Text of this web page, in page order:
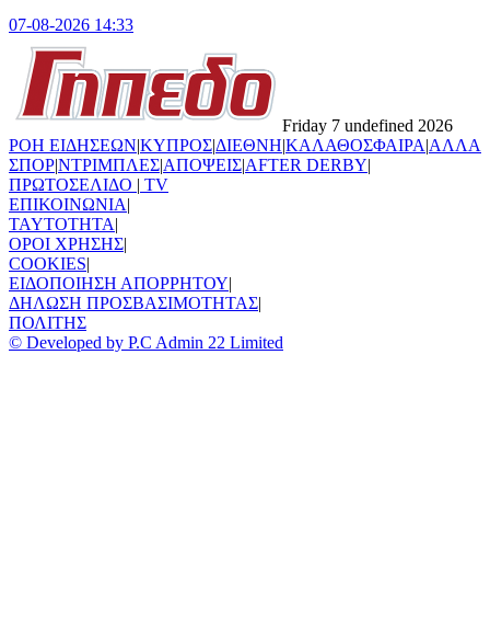
07-08-2026 14:33
Friday 7 undefined 2026
ΡΟΗ ΕΙΔΗΣΕΩΝ|ΚΥΠΡΟΣ|ΔΙΕΘΝΗ|ΚΑΛΑΘΟΣΦΑΙΡΑ|ΑΛΛΑ
ΣΠΟΡ|ΝΤΡΙΜΠΛΕΣ|ΑΠΟΨΕΙΣ|AFTER DERBY|
ΠΡΩΤΟΣΕΛΙΔΟ | TV
ΕΠΙΚΟΙΝΩΝΙΑ|
TAYTOTHTA|
ΟΡΟΙ ΧΡΗΣΗΣ|
COOKIES|
ΕΙΔΟΠΟΙΗΣΗ ΑΠΟΡΡΗΤΟΥ|
ΔΗΛΩΣΗ ΠΡΟΣΒΑΣΙΜΟΤΗΤΑΣ|
ΠΟΛΙΤΗΣ
© Developed by P.C Admin 22 Limited